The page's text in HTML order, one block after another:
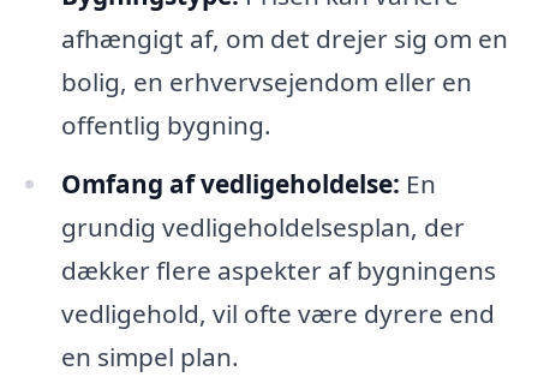
afhængigt af, om det drejer sig om en
bolig, en erhvervsejendom eller en
offentlig bygning.
Omfang af vedligeholdelse: En
grundig vedligeholdelsesplan, der
dækker flere aspekter af bygningens
vedligehold, vil ofte være dyrere end
en simpel plan.